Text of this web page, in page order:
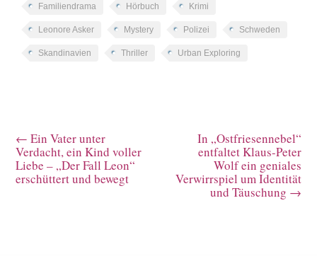
Familiendrama Hörbuch Krimi
Leonore Asker Mystery Polizei Schweden
Skandinavien Thriller Urban Exploring
←Ein Vater unter
Verdacht, ein Kind voller
Liebe – „Der Fall Leon“
erschüttert und bewegt
In „Ostfriesennebel“
entfaltet Klaus-Peter
Wolf ein geniales
Verwirrspiel um Identität
und Täuschung →